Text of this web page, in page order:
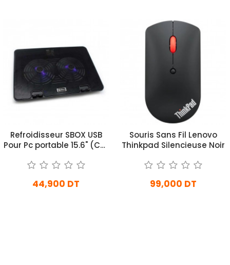
Refroidisseur SBOX USB
Pour Pc portable 15.6" (CP-
44,900 DT
Souris Sans Fil Lenovo
Thinkpad Silencieuse Noir
99,000 DT